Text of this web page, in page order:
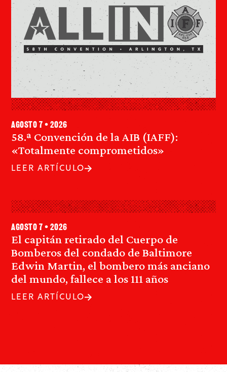
58.ª Convención de la AIB (IAFF):
«Totalmente comprometidos»
agosto 7 • 2026
LEER ARTÍCULO
El capitán retirado del Cuerpo de
Bomberos del condado de Baltimore
Edwin Martin, el bombero más anciano
del mundo, fallece a los 111 años
agosto 7 • 2026
LEER ARTÍCULO